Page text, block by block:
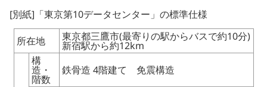
[別紙]「東京第10データセンター」の標準仕様
所在地 東京都三鷹市(最寄りの駅からバスで約10分)
新宿駅から約12km
構
造・
階数
鉄骨造 4階建て 免震構造